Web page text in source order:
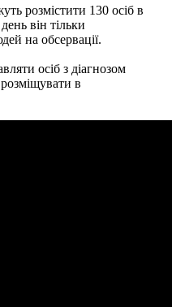
розмістити 130 осіб в
він тільки
на обсервації.
осіб з діагнозом
в